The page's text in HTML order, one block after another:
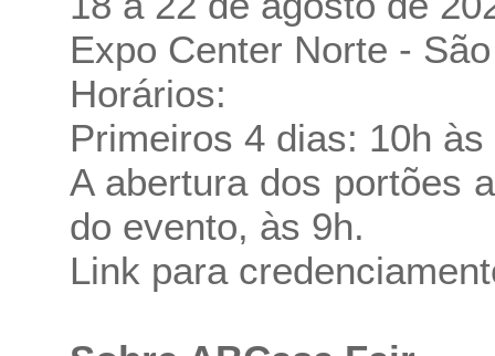
Expo Center Norte -
Horários:
Primeiros 4 dias: 10h
A abertura dos portões
do evento, às 9h.
Link para